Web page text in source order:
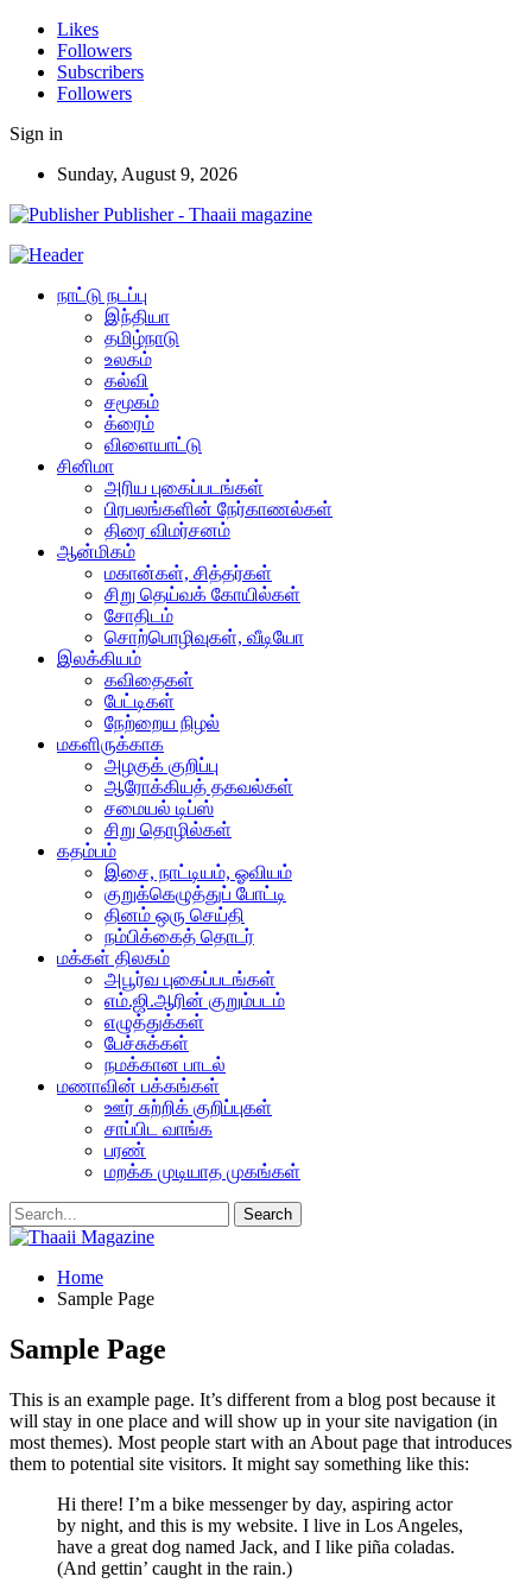
Likes
Followers
Subscribers
Followers
Sign in
Sunday, August 9, 2026
Publisher - Thaaii magazine
நாட்டு நடப்பு
இந்தியா
தமிழ்நாடு
உலகம்
கல்வி
சமூகம்
க்ரைம்
விளையாட்டு
சினிமா
அரிய புகைப்படங்கள்
பிரபலங்களின் நேர்காணல்கள்
திரை விமர்சனம்
ஆன்மிகம்
மகான்கள், சித்தர்கள்
சிறு தெய்வக் கோயில்கள்
சோதிடம்
சொற்பொழிவுகள், வீடியோ
இலக்கியம்
கவிதைகள்
பேட்டிகள்
நேற்றைய நிழல்
மகளிருக்காக
அழகுக் குறிப்பு
ஆரோக்கியத் தகவல்கள்
சமையல் டிப்ஸ்
சிறு தொழில்கள்
கதம்பம்
இசை, நாட்டியம், ஓவியம்
குறுக்கெழுத்துப் போட்டி
தினம் ஒரு செய்தி
நம்பிக்கைத் தொடர்
மக்கள் திலகம்
அபூர்வ புகைப்படங்கள்
எம்.ஜி.ஆரின் குறும்படம்
எழுத்துக்கள்
பேச்சுக்கள்
நமக்கான பாடல்
மணாவின் பக்கங்கள்
ஊர் சுற்றிக் குறிப்புகள்
சாப்பிட வாங்க
பரண்
மறக்க முடியாத முகங்கள்
Home
Sample Page
Sample Page
This is an example page. It’s different from a blog post because it
will stay in one place and will show up in your site navigation (in
most themes). Most people start with an About page that introduces
them to potential site visitors. It might say something like this:
Hi there! I’m a bike messenger by day, aspiring actor
by night, and this is my website. I live in Los Angeles,
have a great dog named Jack, and I like piña coladas.
(And gettin’ caught in the rain.)